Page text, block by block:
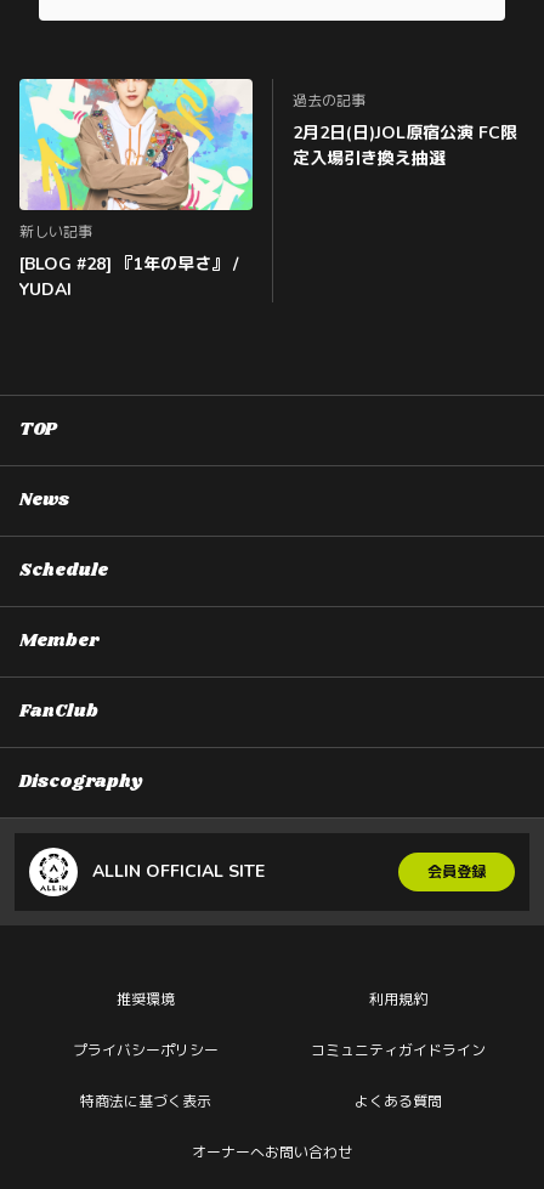
新しい記事
[BLOG #28] 『1年の早さ』 /
YUDAI
過去の記事
2月2日(日)JOL原宿公演 FC限
定入場引き換え抽選
TOP
News
Schedule
Member
FanClub
Discography
ALLIN OFFICIAL SITE 会員登録
推奨環境 利用規約
プライバシーポリシー コミュニティガイドライン
特商法に基づく表示 よくある質問
オーナーへお問い合わせ